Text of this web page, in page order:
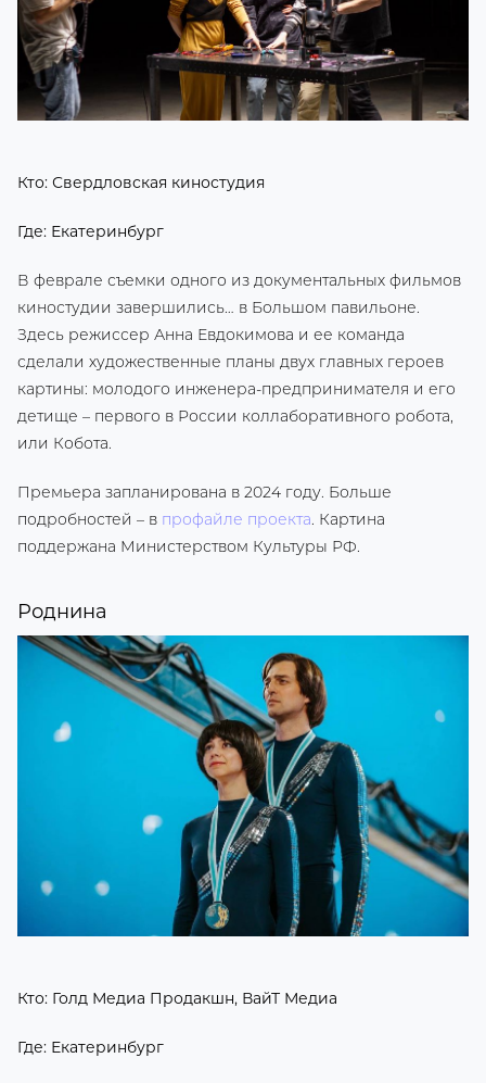
Кто: Свердловская киностудия
Где: Екатеринбург
В феврале съемки одного из документальных фильмов
киностудии завершились… в Большом павильоне.
Здесь режиссер Анна Евдокимова и ее команда
сделали художественные планы двух главных героев
картины: молодого инженера-предпринимателя и его
детище – первого в России коллаборативного робота,
или Кобота.
Премьера запланирована в 2024 году. Больше
подробностей – в профайле проекта. Картина
поддержана Министерством Культуры РФ.
Роднина
Кто: Голд Медиа Продакшн, ВайТ Медиа
Где: Екатеринбург